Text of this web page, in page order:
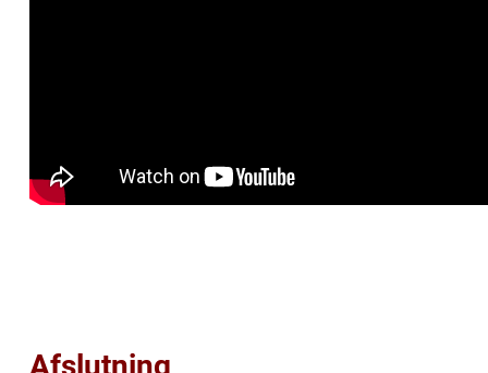
Afslutning